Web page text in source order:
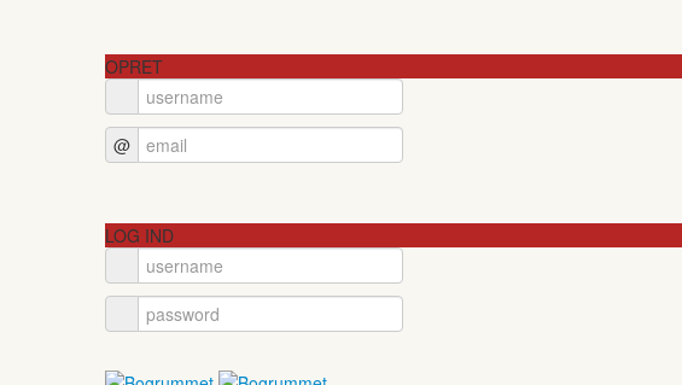
OPRET
@
LOG IND